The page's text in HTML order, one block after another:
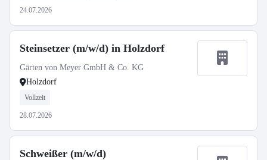
24.07.2026
Steinsetzer (m/w/d) in Holzdorf
Gärten von Meyer GmbH & Co. KG
Holzdorf
Vollzeit
28.07.2026
Schweißer (m/w/d)